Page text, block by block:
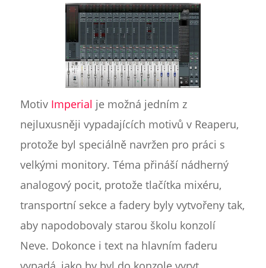
Motiv Imperial je možná jedním z
nejluxusněji vypadajících motivů v Reaperu,
protože byl speciálně navržen pro práci s
velkými monitory. Téma přináší nádherný
analogový pocit, protože tlačítka mixéru,
transportní sekce a fadery byly vytvořeny tak,
aby napodobovaly starou školu konzolí
Neve. Dokonce i text na hlavním faderu